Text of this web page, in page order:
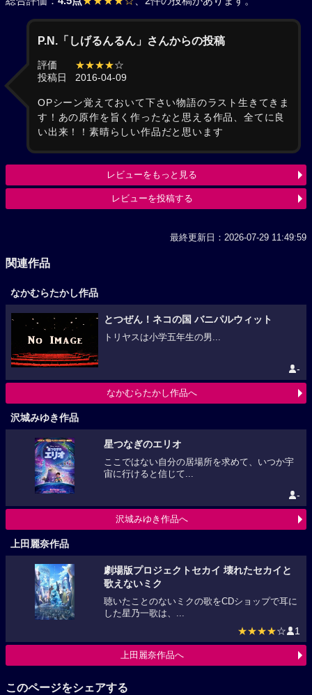
P.N.「しげるんるん」さんからの投稿
評価 ★★★★☆
投稿日
2016-04-09
OPシーン覚えておいて下さい物語のラスト生きてきま
す！あの原作を旨く作ったなと思える作品、全てに良
い出来！！素晴らしい作品だと思います
レビューをもっと見る
レビューを投稿する
最終更新日：2026-07-29 11:49:59
関連作品
なかむらたかし作品
とつぜん！ネコの国 バニパルウィット
トリヤスは小学五年生の男...
-
なかむらたかし作品へ
沢城みゆき作品
星つなぎのエリオ
ここではない自分の居場所を求めて、いつか宇
宙に行けると信じて...
-
沢城みゆき作品へ
上田麗奈作品
劇場版プロジェクトセカイ 壊れたセカイと
歌えないミク
聴いたことのないミクの歌をCDショップで耳に
した星乃一歌は、...
★★★★☆ 1
上田麗奈作品へ
このページをシェアする